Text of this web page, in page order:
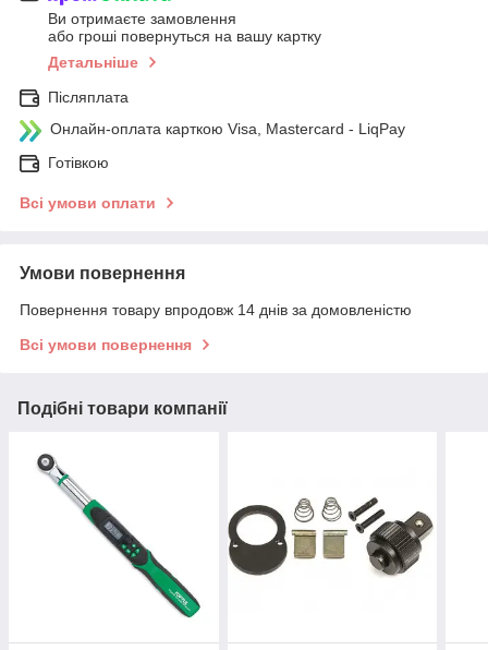
Ви отримаєте замовлення
або гроші повернуться на вашу картку
Детальніше
Післяплата
Онлайн-оплата карткою Visa, Mastercard - LiqPay
Готівкою
Всі умови оплати
Умови повернення
Повернення товару впродовж 14 днів за домовленістю
Всі умови повернення
Подібні товари компанії